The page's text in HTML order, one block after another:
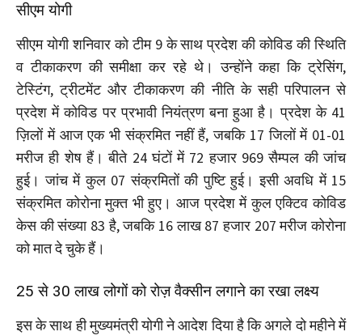
सीएम योगी
सीएम योगी शनिवार को टीम 9 के साथ प्रदेश की कोविड की स्थिति
व टीकाकरण की समीक्षा कर रहे थे। उन्होंने कहा कि ट्रेसिंग,
टेस्टिंग, ट्रीटमेंट और टीकाकरण की नीति के सही परिपालन से
प्रदेश में कोविड पर प्रभावी नियंत्रण बना हुआ है। प्रदेश के 41
ज़िलों में आज एक भी संक्रमित नहीं हैं, जबकि 17 जिलों में 01-01
मरीज ही शेष हैं। बीते 24 घंटों में 72 हजार 969 सैम्पल की जांच
हुई। जांच में कुल 07 संक्रमितों की पुष्टि हुई। इसी अवधि में 15
संक्रमित कोरोना मुक्त भी हुए। आज प्रदेश में कुल एक्टिव कोविड
केस की संख्या 83 है, जबकि 16 लाख 87 हजार 207 मरीज कोरोना
को मात दे चुके हैं।
25 से 30 लाख लोगों को रोज़ वैक्सीन लगाने का रखा लक्ष्य
इस के साथ ही मुख्यमंत्री योगी ने आदेश दिया है कि अगले दो महीने में